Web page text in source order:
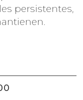
persistentes,